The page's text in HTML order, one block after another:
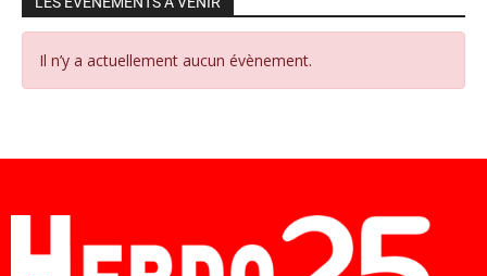
Il n’y a actuellement aucun évènement.